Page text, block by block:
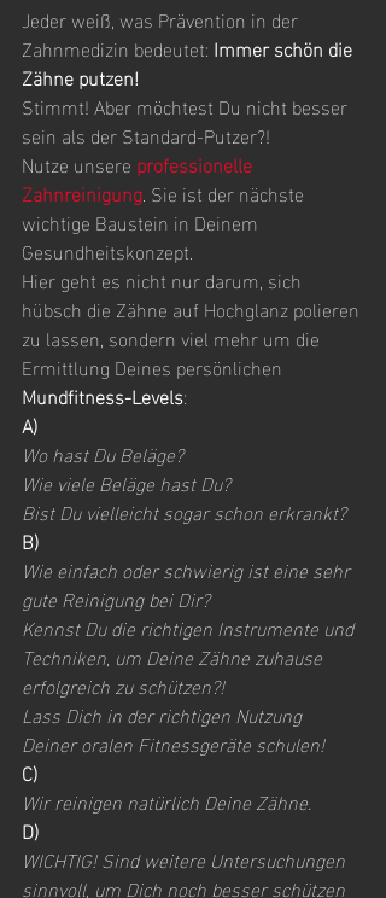
Jeder weiß, was Prävention in der
Zahnmedizin bedeutet: Immer schön die
Zähne putzen!
Stimmt! Aber möchtest Du nicht besser
sein als der Standard-Putzer?!
Nutze unsere professionelle
Zahnreinigung. Sie ist der nächste
wichtige Baustein in Deinem
Gesundheitskonzept.
Hier geht es nicht nur darum, sich
hübsch die Zähne auf Hochglanz polieren
zu lassen, sondern viel mehr um die
Ermittlung Deines persönlichen
Mundfitness-Levels:
A)
Wo hast Du Beläge?
Wie viele Beläge hast Du?
Bist Du vielleicht sogar schon erkrankt?
B)
Wie einfach oder schwierig ist eine sehr
gute Reinigung bei Dir?
Kennst Du die richtigen Instrumente und
Techniken, um Deine Zähne zuhause
erfolgreich zu schützen?!
Lass Dich in der richtigen Nutzung
Deiner oralen Fitnessgeräte schulen!
C)
Wir reinigen natürlich Deine Zähne.
D)
WICHTIG! Sind weitere Untersuchungen
sinnvoll, um Dich noch besser schützen